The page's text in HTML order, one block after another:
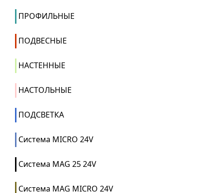
ПРОФИЛЬНЫЕ
ПОДВЕСНЫЕ
НАСТЕННЫЕ
НАСТОЛЬНЫЕ
ПОДСВЕТКА
Система MICRO 24V
Система MAG 25 24V
Система MAG MICRO 24V